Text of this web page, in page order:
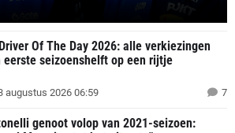
Of The Day 2026: alle verkiezingen
eerste seizoenshelft op een rijtje
augustus 2026 06:59 7
genoot volop van 2021-seizoen: